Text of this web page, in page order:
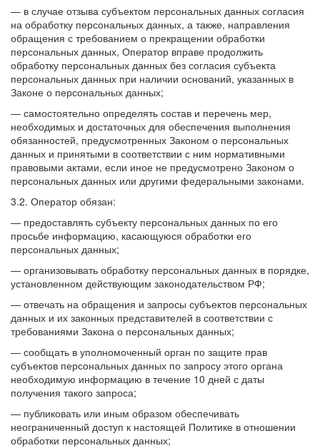
— в случае отзыва субъектом персональных данных согласия
на обработку персональных данных, а также, направления
обращения с требованием о прекращении обработки
персональных данных, Оператор вправе продолжить
обработку персональных данных без согласия субъекта
персональных данных при наличии оснований, указанных в
Законе о персональных данных;
— самостоятельно определять состав и перечень мер,
необходимых и достаточных для обеспечения выполнения
обязанностей, предусмотренных Законом о персональных
данных и принятыми в соответствии с ним нормативными
правовыми актами, если иное не предусмотрено Законом о
персональных данных или другими федеральными законами.
3.2. Оператор обязан:
— предоставлять субъекту персональных данных по его
просьбе информацию, касающуюся обработки его
персональных данных;
— организовывать обработку персональных данных в порядке,
установленном действующим законодательством РФ;
— отвечать на обращения и запросы субъектов персональных
данных и их законных представителей в соответствии с
требованиями Закона о персональных данных;
— сообщать в уполномоченный орган по защите прав
субъектов персональных данных по запросу этого органа
необходимую информацию в течение 10 дней с даты
получения такого запроса;
— публиковать или иным образом обеспечивать
неограниченный доступ к настоящей Политике в отношении
обработки персональных данных;